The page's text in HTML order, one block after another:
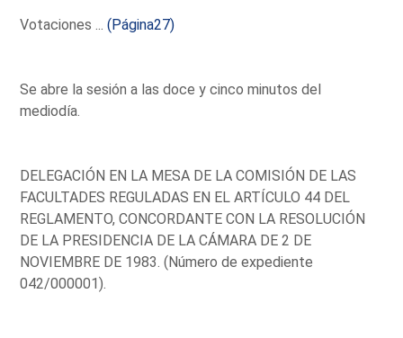
Votaciones ...(Página27)
Se abre la sesión a las doce y cinco minutos del
mediodía.
DELEGACIÓN EN LA MESA DE LA COMISIÓN DE LAS
FACULTADES REGULADAS EN EL ARTÍCULO 44 DEL
REGLAMENTO, CONCORDANTE CON LA RESOLUCIÓN
DE LA PRESIDENCIA DE LA CÁMARA DE 2 DE
NOVIEMBRE DE 1983. (Número de expediente
042/000001).